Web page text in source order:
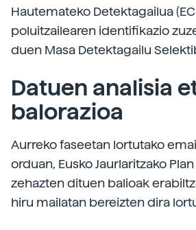
Hautemateko Detektagailua
poluitzailearen identifikazio
duen Masa Detektagailu
Datuen analisia
balorazioa
Aurreko faseetan lortutako
orduan, Eusko Jaurlaritzako
zehazten dituen balioak
hiru mailatan bereizten dira